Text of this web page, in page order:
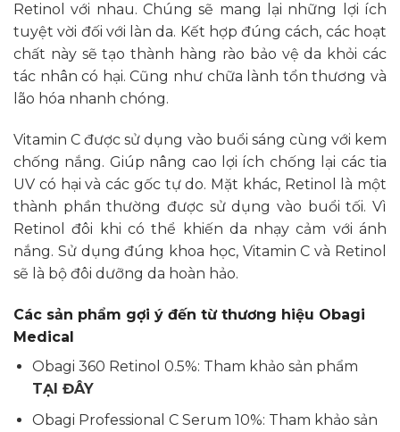
Retinol với nhau. Chúng sẽ mang lại những lợi ích
tuyệt vời đối với làn da. Kết hợp đúng cách, các hoạt
chất này sẽ tạo thành hàng rào bảo vệ da khỏi các
tác nhân có hại. Cũng như chữa lành tổn thương và
lão hóa nhanh chóng.
Vitamin C được sử dụng vào buổi sáng cùng với kem
chống nắng. Giúp nâng cao lợi ích chống lại các tia
UV có hại và các gốc tự do. Mặt khác, Retinol là một
thành phần thường được sử dụng vào buổi tối. Vì
Retinol đôi khi có thể khiến da nhạy cảm với ánh
nắng. Sử dụng đúng khoa học, Vitamin C và Retinol
sẽ là bộ đôi dưỡng da hoàn hảo.
Các sản phẩm gợi ý đến từ thương hiệu Obagi
Medical
Obagi 360 Retinol 0.5%: Tham khảo sản phẩm
TẠI ĐÂY
Obagi Professional C Serum 10%: Tham khảo sản